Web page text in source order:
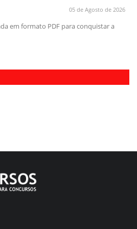
05 de Agosto de 2026
em formato PDF para conquistar a